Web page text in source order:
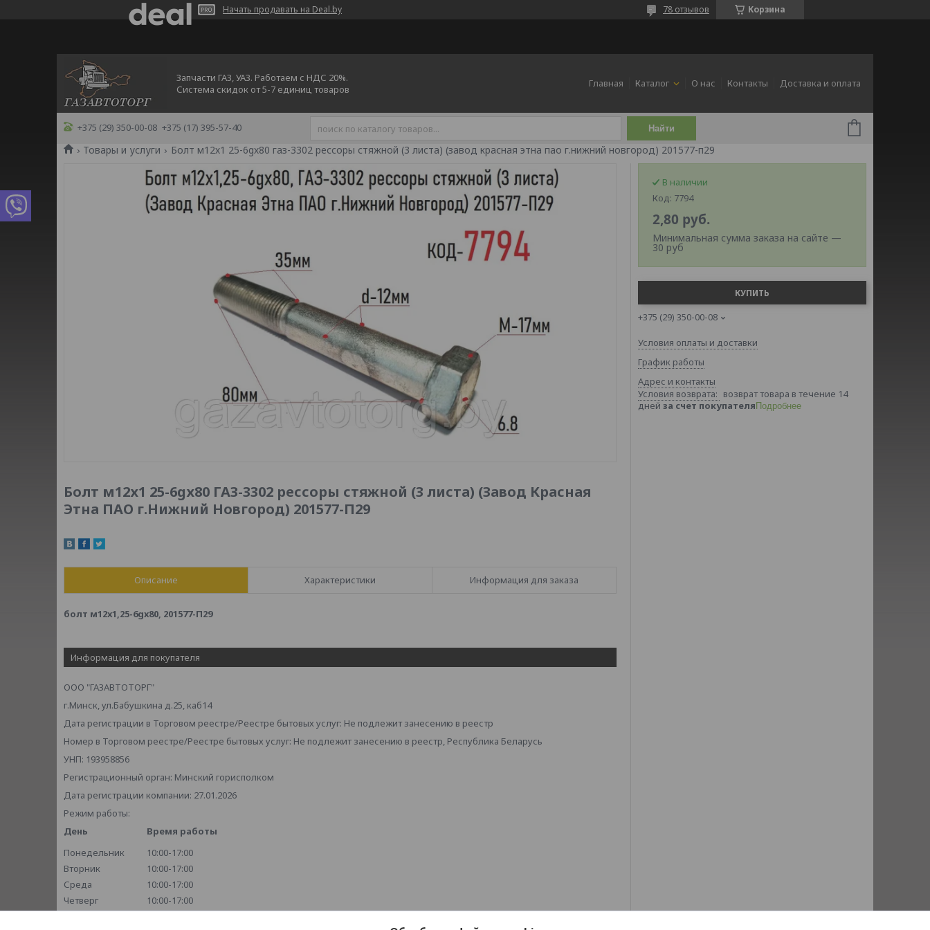
Начать продавать на Deal.by Корзина
78 отзывов
Запчасти ГАЗ, УАЗ. Работаем с НДС 20%.
Система скидок от 5-7 единиц товаров
Главная Каталог О нас Контакты Доставка и оплата
+375 (29) 350-00-08 +375 (17) 395-57-40 Найти
Товары и услуги Болт м12х1 25-6gх80 газ-3302 рессоры стяжной (3 листа) (завод красная этна пао г.нижний новгород) 201577-п29
Болт м12х1 25-6gх80 ГАЗ-3302 рессоры стяжной (3 листа) (Завод Красная
Этна ПАО г.Нижний Новгород) 201577-П29
Описание Характеристики Информация для заказа
болт м12х1,25-6gх80, 201577-П29
Информация для покупателя
ООО "ГАЗАВТОТОРГ"
г.Минск, ул.Бабушкина д.25, каб14
Дата регистрации в Торговом реестре/Реестре бытовых услуг: Не подлежит занесению в реестр
Номер в Торговом реестре/Реестре бытовых услуг: Не подлежит занесению в реестр, Республика Беларусь
УНП: 193958856
Регистрационный орган: Минский горисполком
Дата регистрации компании: 27.01.2026
Режим работы:
День
Время работы
Понедельник
10:00-17:00
Вторник
10:00-17:00
Среда
10:00-17:00
Четверг
10:00-17:00
В наличии
Код: 7794
2,80 руб.
Минимальная сумма заказа на сайте —
30 руб
КУПИТЬ
+375 (29) 350-00-08
Условия оплаты и доставки
График работы
Адрес и контакты
возврат товара в течение 14
дней за счет покупателя Подробнее